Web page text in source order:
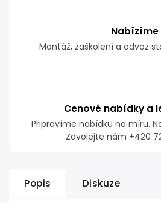
Nabízíme
Montáž, zaškolení a odvoz
Cenové nabídky a
Připravíme nabídku na míru.
Zavolejte nám +420
Popis Diskuze